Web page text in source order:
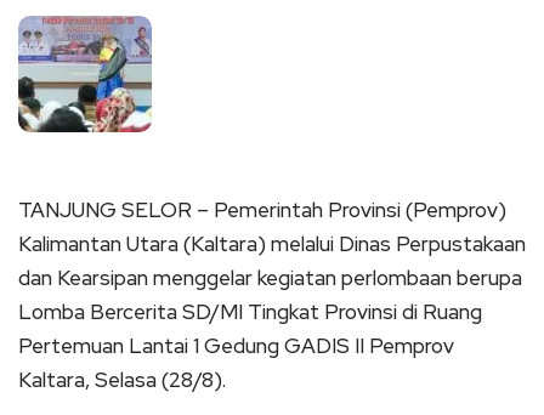
TANJUNG SELOR – Pemerintah Provinsi (Pemprov)
Kalimantan Utara (Kaltara) melalui Dinas Perpustakaan
dan Kearsipan menggelar kegiatan perlombaan berupa
Lomba Bercerita SD/MI Tingkat Provinsi di Ruang
Pertemuan Lantai 1 Gedung GADIS II Pemprov
Kaltara, Selasa (28/8).